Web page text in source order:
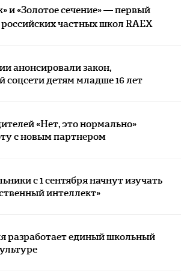
и «Золотое сечение» — первый
частных школ RAEX
анонсировали закон,
детям младше 16 лет
«Нет, это нормально»
с новым партнером
с 1 сентября начнут изучать
интеллект»
разработает единый школьный